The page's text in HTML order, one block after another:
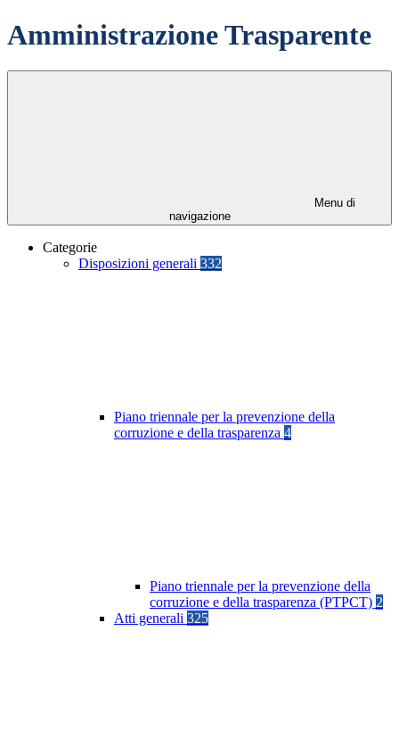
Amministrazione Trasparente
Menu di
navigazione
Categorie
Disposizioni generali 332
Piano triennale per la prevenzione della
corruzione e della trasparenza 4
Piano triennale per la prevenzione della
corruzione e della trasparenza (PTPCT) 2
Atti generali 325